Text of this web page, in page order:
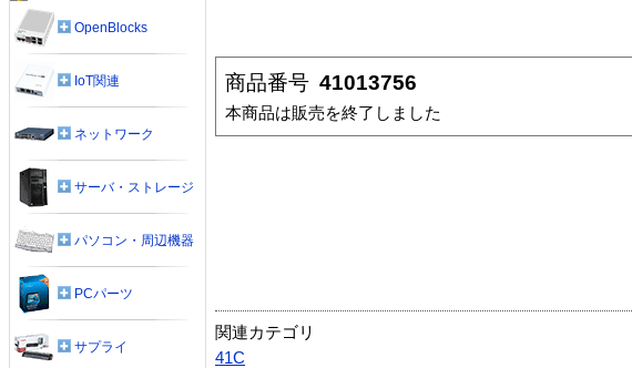
商品番号 41013756
本商品は販売を終了しました
関連カテゴリ
41C
OpenBlocks
IoT関連
ネットワーク
サーバ・ストレージ
パソコン・周辺機器
PCパーツ
サプライ